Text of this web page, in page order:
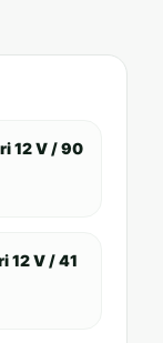
12 V / 90
12 V / 41